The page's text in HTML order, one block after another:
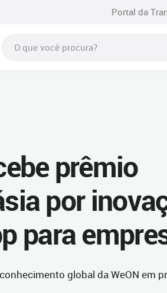
Portal da
prêmio
por
para
global da WeON em